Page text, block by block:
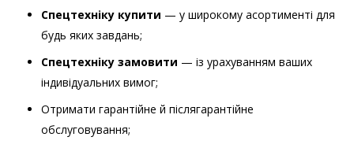
Спецтехніку купити — у широкому асортименті для
будь яких завдань;
Спецтехніку замовити — із урахуванням ваших
індивідуальних вимог;
Отримати гарантійне й післягарантійне
обслуговування;